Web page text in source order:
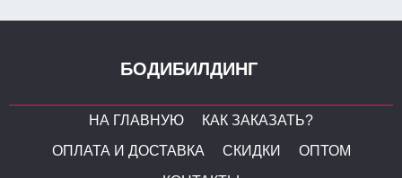
БОДИБИЛДИНГ
НА ГЛАВНУЮ
КАК ЗАКАЗАТЬ?
ОПЛАТА И ДОСТАВКА
СКИДКИ
ОПТОМ